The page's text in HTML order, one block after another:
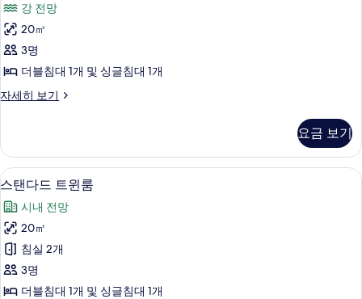
모
두
보
기
전
망
자
세
히
기
다
드
트
룸
진
모
두
보
기
강 전망
20㎡
3명
더블침대 1개 및 싱글침대 1개
자세히 보기
스
트
윈
룸
세
히
보
기
요금 보기
스
탠
다
드
트
윈
5
스탠다드 트윈룸
시내 전망
20㎡
침실 2개
3명
더블침대 1개 및 싱글침대 1개